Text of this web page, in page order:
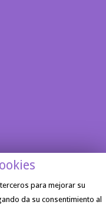
| Diseño
para mejorar su
da su consentimiento al